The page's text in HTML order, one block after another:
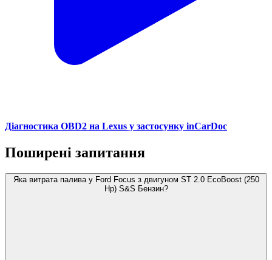
Діагностика OBD2 на Lexus у застосунку inCarDoc
Поширені запитання
Яка витрата палива у Ford Focus з двигуном ST 2.0 EcoBoost (250
Hp) S&S Бензин?